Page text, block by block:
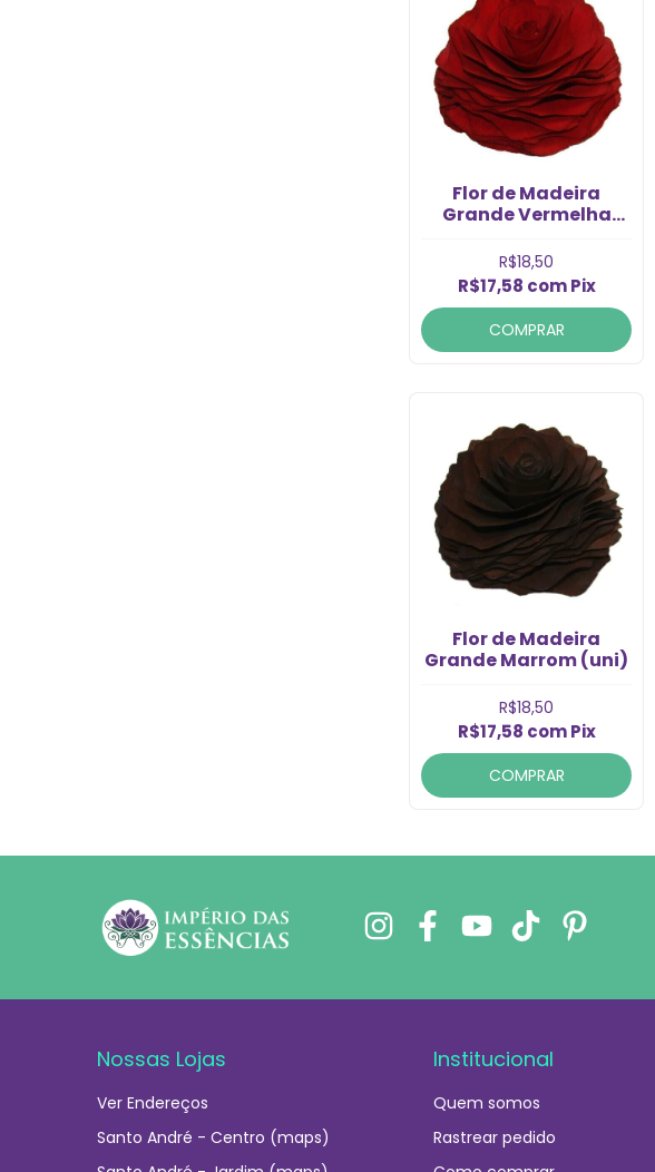
Flor de Madeira
Grande Vermelha
R$18,50
R$17,58 com Pix
COMPRAR
Flor de Madeira
Grande Marrom (uni)
R$18,50
R$17,58 com Pix
COMPRAR
Nossas Lojas
Ver Endereços
Santo André - Centro (maps)
Institucional
Quem somos
Rastrear pedido